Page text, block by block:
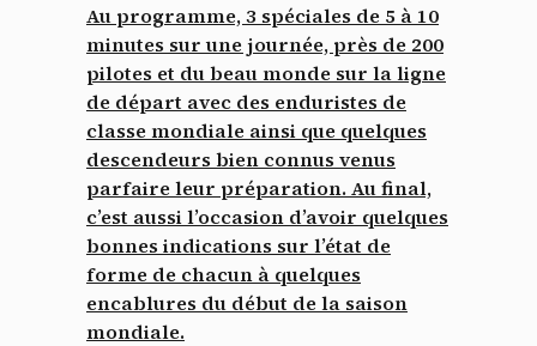
Au programme,3 spéciales de 5 à 10
minutes sur une journée, près de 200
pilotes et du beau monde sur la ligne
de départ avec des enduristes de
classe mondiale ainsi que quelques
descendeurs bien connus venus
parfaire leur préparation. Au final,
c’est aussi l’occasion d’avoir quelques
bonnes indications sur l’état de
forme de chacun à quelques
encablures du début de la saison
mondiale.